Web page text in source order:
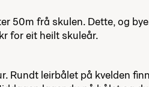
50m frå skulen. Dette, og
for eit heilt skuleår.
Rundt leirbålet på kvelden